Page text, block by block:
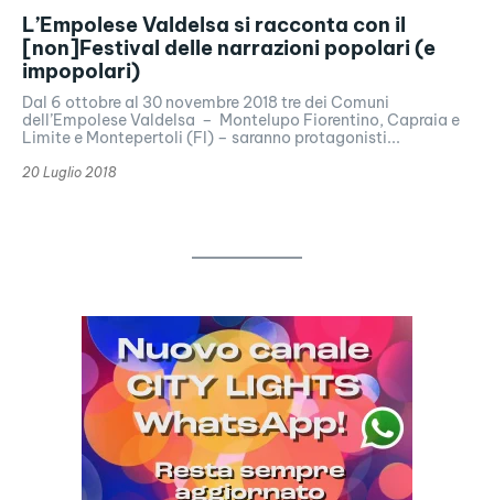
L’Empolese Valdelsa si racconta con il
[non]Festival delle narrazioni popolari (e
impopolari)
Dal 6 ottobre al 30 novembre 2018 tre dei Comuni
dell’Empolese Valdelsa – Montelupo Fiorentino, Capraia e
Limite e Montepertoli (FI) – saranno protagonisti...
20 Luglio 2018